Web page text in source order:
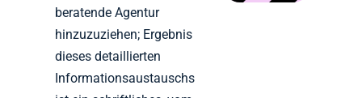
beratende Agentur
hinzuzuziehen; Ergebnis
dieses detaillierten
Informationsaustauschs